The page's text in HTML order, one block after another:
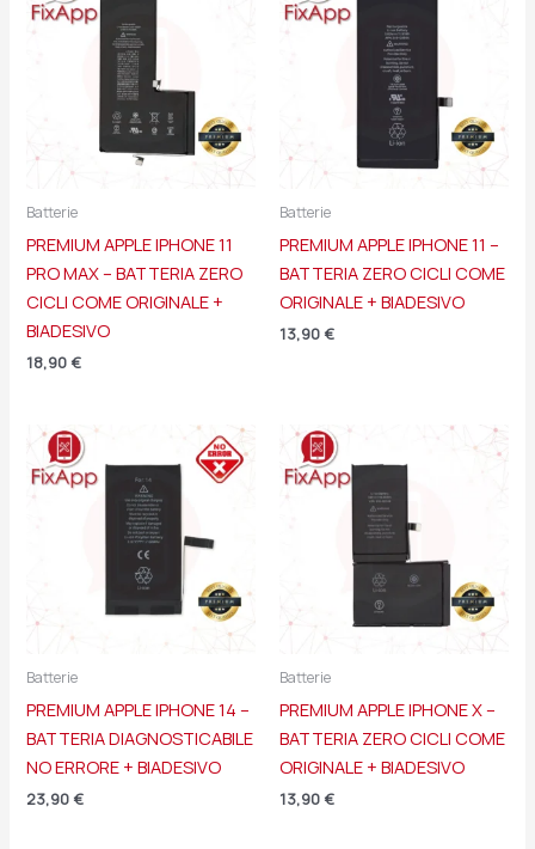
Batterie
PREMIUM APPLE IPHONE 11
PRO MAX – BATTERIA ZERO
CICLI COME ORIGINALE +
BIADESIVO
18,90 €
Batterie
PREMIUM APPLE IPHONE 11 –
BATTERIA ZERO CICLI COME
ORIGINALE + BIADESIVO
13,90 €
Batterie
PREMIUM APPLE IPHONE 14 –
BATTERIA DIAGNOSTICABILE
NO ERRORE + BIADESIVO
23,90 €
Batterie
PREMIUM APPLE IPHONE X –
BATTERIA ZERO CICLI COME
ORIGINALE + BIADESIVO
13,90 €